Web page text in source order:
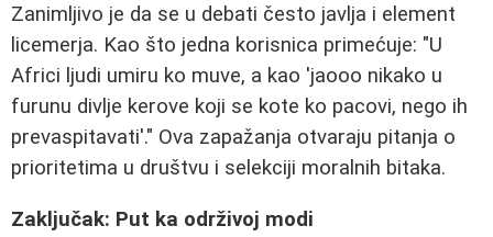
Zanimljivo je da se u debati često javlja i element
licemerja. Kao što jedna korisnica primećuje: "U
Africi ljudi umiru ko muve, a kao 'jaooo nikako u
furunu divlje kerove koji se kote ko pacovi, nego ih
prevaspitavati'." Ova zapažanja otvaraju pitanja o
prioritetima u društvu i selekciji moralnih bitaka.
Zaključak: Put ka održivoj modi